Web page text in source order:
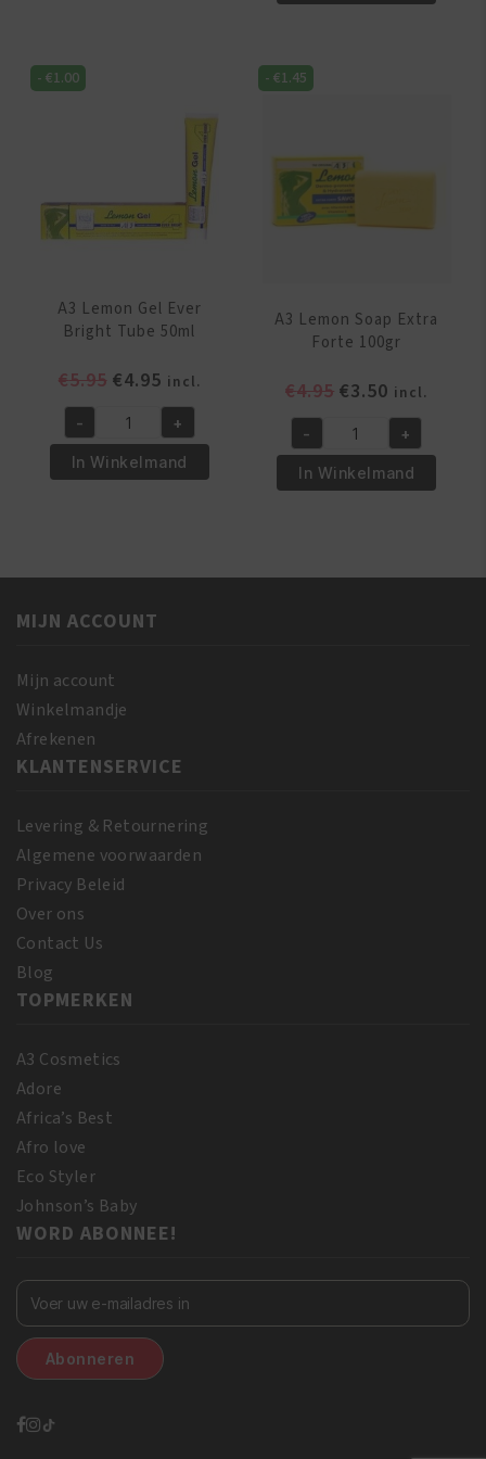
Ever
Executive
Lotion
Milk
-€1.00
A3 Lemon Gel Ever
Bright Tube 50ml
€5.95 Oorspronkelijke
was:
€5.95.
€4.95Huidige
prijs
is:
€4.95.
incl.
A3
Lemon
Gel
aantal
- +
In Winkelmand
-€1.45
A3 Lemon Soap Extra
Forte 100gr
€4.95
was:
€4.95.
€3.50 Huidige
prijs
is:
€3.50.
incl.
A3
Lemon
Soap
100gr
- +
In Winkelmand
MIJN ACCOUNT
Mijn account
Winkelmandje
Afrekenen
KLANTENSERVICE
Levering & Retournering
Algemene voorwaarden
Privacy Beleid
Over ons
Contact Us
Blog
TOPMERKEN
A3 Cosmetics
Adore
Africa’s Best
Afro love
Eco Styler
Johnson’s Baby
WORD ABONNEE!